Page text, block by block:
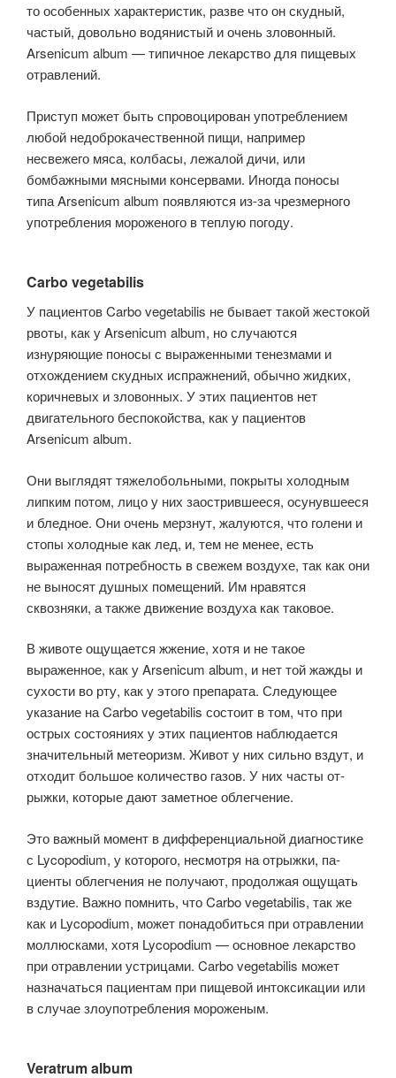
то особенных характеристик, разве что он скудный,
частый, довольно водянистый и очень зловонный.
Arsenicum album — типичное лекарство для пищевых
отравлений.
Приступ может быть спровоцирован употреблением
любой недоброкачественной пищи, например
несвежего мяса, колбасы, лежалой дичи, или
бомбажными мясными консервами. Иногда поносы
типа Arsenicum album появляются из-за чрезмерного
употребления мороженого в теплую погоду.
Carbo vegetabilis
У пациентов Carbo vegetabilis не бывает такой жестокой
рвоты, как у Arsenicum album, но случаются
изнуряющие поносы с выраженными тенезмами и
отхождением скудных испражнений, обычно жидких,
коричневых и зловонных. У этих пациентов нет
двигательного беспокойства, как у пациентов
Arsenicum album.
Они выглядят тяжелобольными, покрыты холодным
лип­ким потом, лицо у них заострившееся, осунувшееся
и бледное. Они очень мерзнут, жалуются, что голени и
стопы холодные как лед, и, тем не менее, есть
выраженная потребность в свежем воздухе, так как они
не выносят душных помещений. Им нравятся
сквозняки, а также движение воздуха как таковое.
В животе ощущается жжение, хотя и не такое
выраженное, как у Arsenicum album, и нет той жажды и
сухости во рту, как у этого препарата. Следующее
указание на Carbo vegetabilis состоит в том, что при
острых состояниях у этих пациентов наблюдается
значительный метеоризм. Живот у них сильно вздут, и
отходит большое количество газов. У них часты от­
рыжки, которые дают заметное облегчение.
Это важный момент в дифферен­циальной диагностике
с Lycopodium, у которого, несмотря на отрыжки, па­
циенты облегчения не получают, продолжая ощущать
вздутие. Важно помнить, что Carbo vegetabilis, так же
как и Lycopodium, может понадобить­ся при отравлении
моллюсками, хотя Lycopodium — основное лекарство
при отравлении устрицами. Carbo vegetabilis может
назначаться пациентам при пищевой интоксика­ции или
в случае злоупотребления мороженым.
Veratrum album